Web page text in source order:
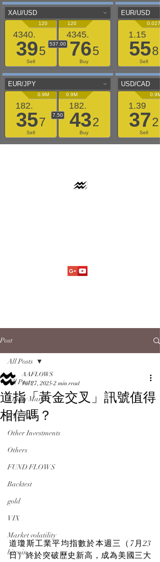
Post
All Posts
Equity Market
ETF Flow
Other Investments
Others
FUND FLOWS
Backtest
gold
VIX
Market volatility
bitcoin
All Posts
道指「黃金交叉」訊號值得
相信嗎？
AAFLOWS
Jul 27, 2025 2 min read
道瓊斯工業平均指數於本週三（7月23
日）終於突破歷史新高，成為美國三大